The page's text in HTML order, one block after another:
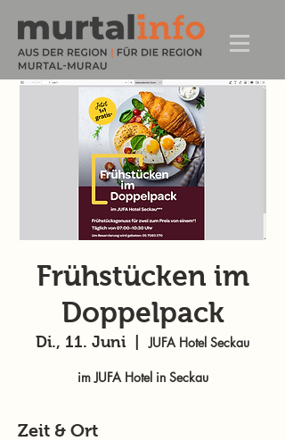
Frühstücken im
Doppelpack
Di., 11. Juni
  |
JUFA Hotel Seckau
im JUFA Hotel in Seckau
Zeit & Ort